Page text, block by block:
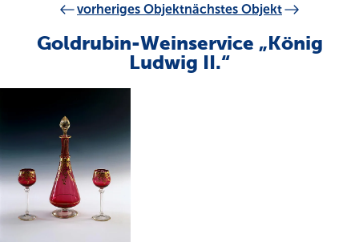
vorheriges Objektnächstes Objekt
Goldrubin-Weinservice „König
Ludwig II.“